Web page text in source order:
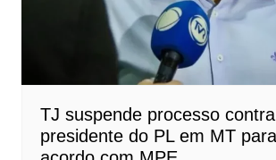
TJ suspende processo contra
presidente do PL em MT